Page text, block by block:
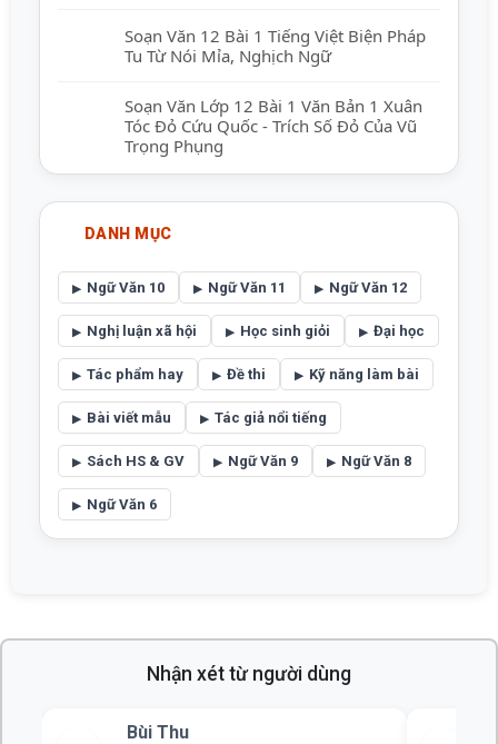
Soạn Văn 12 Bài 1 Tiếng Việt Biện Pháp
Tu Từ Nói Mỉa, Nghịch Ngữ
Soạn Văn Lớp 12 Bài 1 Văn Bản 1 Xuân
Tóc Đỏ Cứu Quốc - Trích Số Đỏ Của Vũ
Trọng Phụng
DANH MỤC
Ngữ Văn 10 Ngữ Văn 11 Ngữ Văn 12
Nghị luận xã hội Học sinh giỏi Đại học
Tác phẩm hay Đề thi Kỹ năng làm bài
Bài viết mẫu Tác giả nổi tiếng
Sách HS & GV Ngữ Văn 9 Ngữ Văn 8
Ngữ Văn 6
Nhận xét từ người dùng
Bùi Thu